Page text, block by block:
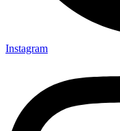
Instagram